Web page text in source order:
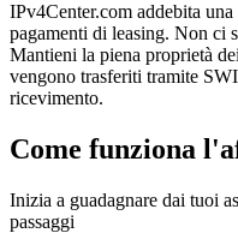
IPv4Center.com addebita
pagamenti di leasing. Non ci
Mantieni la piena proprietà
vengono trasferiti tramite
ricevimento.
Come funziona
Inizia a guadagnare dai tuoi
passaggi